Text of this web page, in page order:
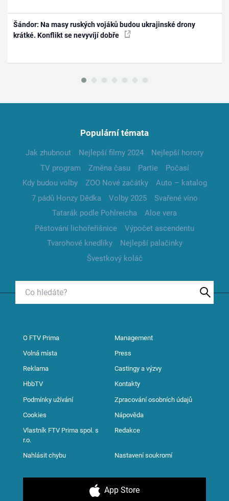
Šándor: Na masy ruských vojáků budou ukrajinské drony
krátké. Konflikt se nevyvíjí dobře
Populární témata
Jak zhubnout Nejlepší filmy 2024
Nejlepší horory
TV program
Změna času Partie
Počasí
Kdy budou volby
ZOO Nové začátky
Auto – katalog
7 pádů Honzy Dědka
Volby 2025
Svařené víno
Tatarák podle Pohlreicha
Aloe vera
Pěstování lichořeřišnice
Výpočet ascendentu
Tvarohové knedlíky
Nejlepší palačinky
Švestkový koláč
O FTV Prima Management
Volná místa Press
Reklama Castingy a výzvy
HbbTV Kontakty
Podmínky užívání Zpracování osobních údajů
Cookies Nápověda
Vlastník FTV Prima spol. s
r.o.
Redakce
Nahlásit chybu Nastavení soukromí
App Store